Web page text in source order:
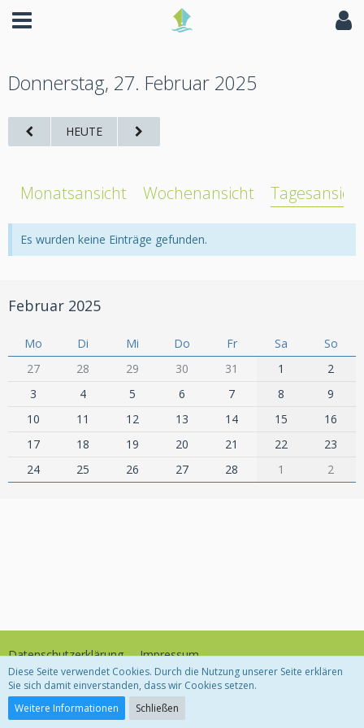
Donnerstag, 27. Februar 2025
HEUTE
Monatsansicht Wochenansicht Tagesansicht
Es wurden keine Einträge gefunden.
Februar 2025
Mo Di Mi Do Fr Sa
So
27
28 29 30 31 1
2
3
4 5 6 7 8
9
10
11 12 13 14 15
16
17
18 19 20 21 22
23
24
25 26 27 28 1 2
Datenschutzerklärung Impressum
Community-Software:
Diese Seite verwendet Cookies. Durch die Nutzung unserer Seite erklären
Sie sich damit einverstanden, dass wir Cookies setzen.
Weitere Informationen
Schließen